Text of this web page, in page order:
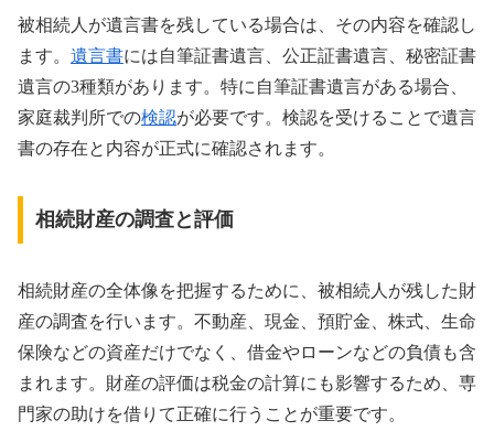
被相続人が遺言書を残している場合は、その内容を確認し
ます。 遺言書には自筆証書遺言、公正証書遺言、秘密証書
遺言の3種類があります。特に自筆証書遺言がある場合、
家庭裁判所での検認が必要です。検認を受けることで遺言
書の存在と内容が正式に確認されます。
相続財産の調査と評価
相続財産の全体像を把握するために、被相続人が残した財
産の調査を行います。不動産、現金、預貯金、株式、生命
保険などの資産だけでなく、借金やローンなどの負債も含
まれます。財産の評価は税金の計算にも影響するため、専
門家の助けを借りて正確に行うことが重要です。